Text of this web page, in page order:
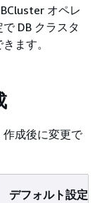
オペレ
DB クラスタ
ます。
成後に変更で
デフォルト設定